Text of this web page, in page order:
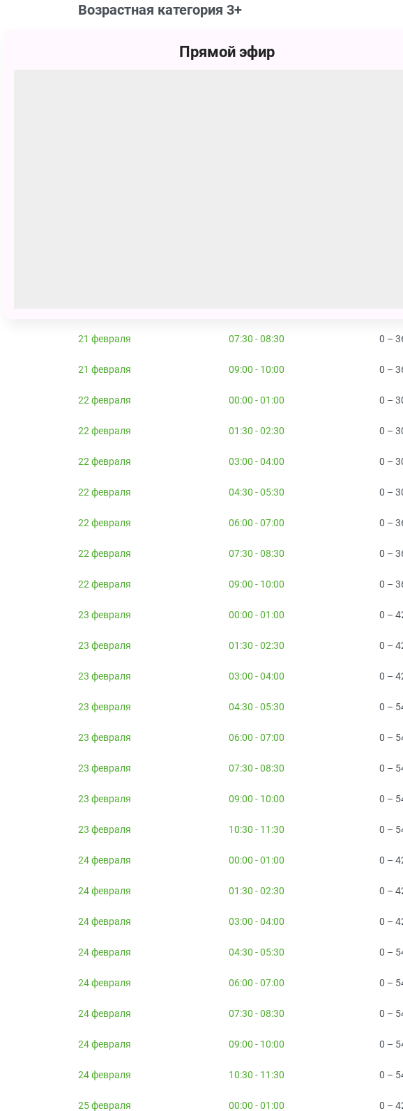
Возрастная категория 3+
По вопросу возврата купленных билетов
21 февраля 07:30 - 08:30 0 –
21 февраля 09:00 - 10:00 0 –
22 февраля 00:00 - 01:00 0 –
22 февраля 01:30 - 02:30 0 –
22 февраля 03:00 - 04:00 0 –
22 февраля 04:30 - 05:30 0 –
22 февраля 06:00 - 07:00 0 –
22 февраля 07:30 - 08:30 0 –
22 февраля 09:00 - 10:00 0 –
23 февраля 00:00 - 01:00 0 –
23 февраля 01:30 - 02:30 0 –
23 февраля 03:00 - 04:00 0 –
23 февраля 04:30 - 05:30 0 –
23 февраля 06:00 - 07:00 0 –
23 февраля 07:30 - 08:30 0 –
23 февраля 09:00 - 10:00 0 –
23 февраля 10:30 - 11:30 0 –
24 февраля 00:00 - 01:00 0 –
24 февраля 01:30 - 02:30 0 –
24 февраля 03:00 - 04:00 0 –
24 февраля 04:30 - 05:30 0 –
24 февраля 06:00 - 07:00 0 –
24 февраля 07:30 - 08:30 0 –
24 февраля 09:00 - 10:00 0 –
24 февраля 10:30 - 11:30 0 –
25 февраля 00:00 - 01:00 0 –
Прямой эфир